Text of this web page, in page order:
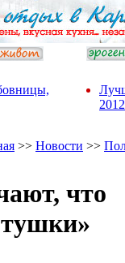
>> Новости >>
что